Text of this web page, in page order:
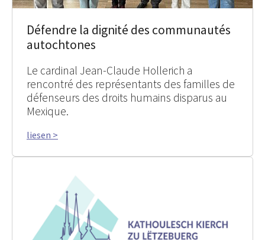
Défendre la dignité des communautés
autochtones
Le cardinal Jean-Claude Hollerich a
rencontré des représentants des familles de
défenseurs des droits humains disparus au
Mexique.
liesen >